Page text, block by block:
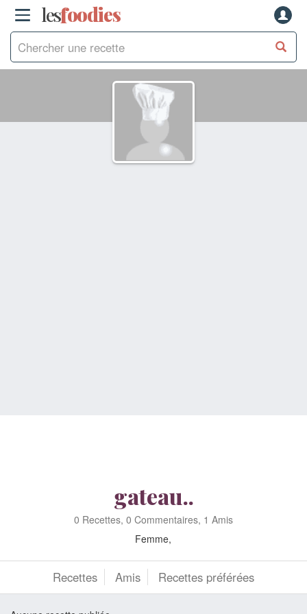
lesfoodies
gateau..
0 Recettes, 0 Commentaires, 1 Amis
Femme,
Recettes Amis Recettes préférées